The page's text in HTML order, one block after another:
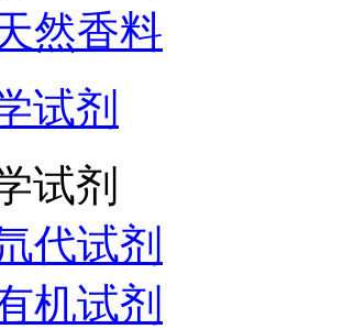
然香料
试剂
试剂
代试剂
机试剂